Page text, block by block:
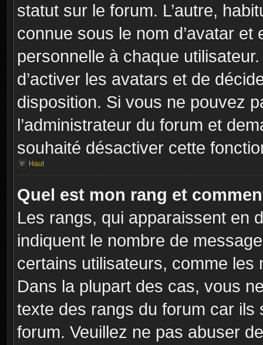
statut sur le forum. L’autre,
connue sous le nom d’avatar
personnelle à chaque
d’activer les avatars et de
disposition. Si vous ne pouvez
l’administrateur du forum et
souhaité désactiver cette
Haut
Quel est mon rang et
Les rangs, qui apparaissent en
indiquent le nombre de
certains utilisateurs, comme
Dans la plupart des cas, vous
texte des rangs du forum car ils
forum. Veuillez ne pas abuser